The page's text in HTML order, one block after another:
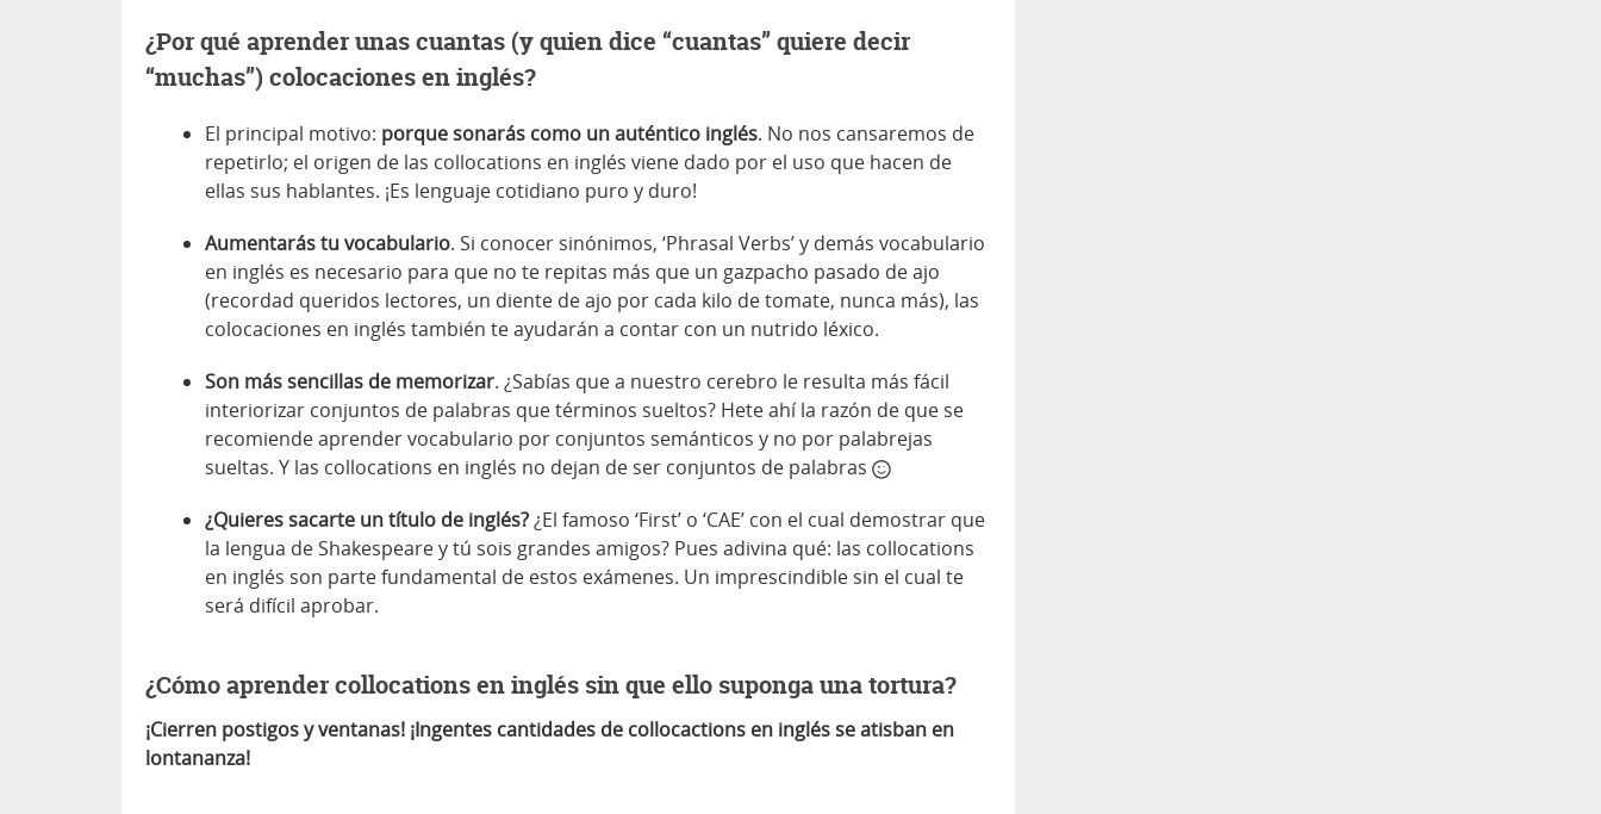
¿Por qué aprender unas cuantas (y quien dice “cuantas” quiere decir
“muchas”) colocaciones en inglés?
El principal motivo: porque sonarás como un auténtico inglés. No nos cansaremos de
repetirlo; el origen de las collocations en inglés viene dado por el uso que hacen de
ellas sus hablantes. ¡Es lenguaje cotidiano puro y duro!
Aumentarás tu vocabulario. Si conocer sinónimos, ‘Phrasal Verbs’ y demás vocabulario
en inglés es necesario para que no te repitas más que un gazpacho pasado de ajo
(recordad queridos lectores, un diente de ajo por cada kilo de tomate, nunca más), las
colocaciones en inglés también te ayudarán a contar con un nutrido léxico.
Son más sencillas de memorizar. ¿Sabías que a nuestro cerebro le resulta más fácil
interiorizar conjuntos de palabras que términos sueltos? Hete ahí la razón de que se
recomiende aprender vocabulario por conjuntos semánticos y no por palabrejas
sueltas. Y las collocations en inglés no dejan de ser conjuntos de palabras
¿Quieres sacarte un título de inglés?¿El famoso ‘First’ o ‘CAE’ con el cual demostrar que
la lengua de Shakespeare y tú sois grandes amigos? Pues adivina qué: las collocations
en inglés son parte fundamental de estos exámenes. Un imprescindible sin el cual te
será difícil aprobar.
¿Cómo aprender collocations en inglés sin que ello suponga una tortura?
¡Cierren postigos y ventanas! ¡Ingentes cantidades de collocactions en inglés se atisban en
lontananza!